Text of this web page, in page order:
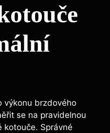
výkonu brzdového
se na pravidelnou
kotouče. Správné